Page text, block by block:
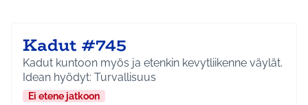
Kadut #745
Kadut kuntoon myös ja etenkin kevytliikenne väylät.
Idean hyödyt: Turvallisuus
Ei etene jatkoon